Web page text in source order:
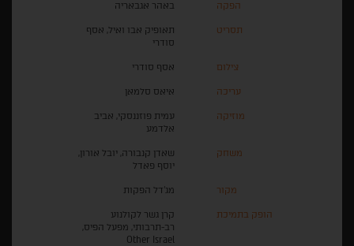
הפקה באהר אגבאריה
תסריט
תאופיק אבו ואיל, אסף
סודרי
צילום אסף סודרי
עריכה איאס סלמאן
מוזיקה
עמית פוזננסקי, אביב
אלדמע
משחק
שאדן קנבורה, יובל אורון,
יוסף פאדל
מקור מג'דל הפקות
הופק בתמיכת
קרן גשר לקולנוע
רב-תרבותי, מפעל הפיס,
Other Israel